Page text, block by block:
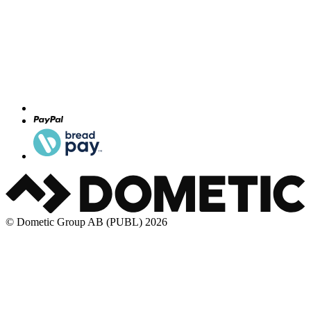
© Dometic Group AB (PUBL) 2026